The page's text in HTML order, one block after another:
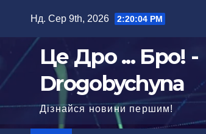
Нд. Сер 9th, 2026 2:20:05 PM
Це Дро ... Бро! -
Drogobychyna
Дізнайся новини першим!